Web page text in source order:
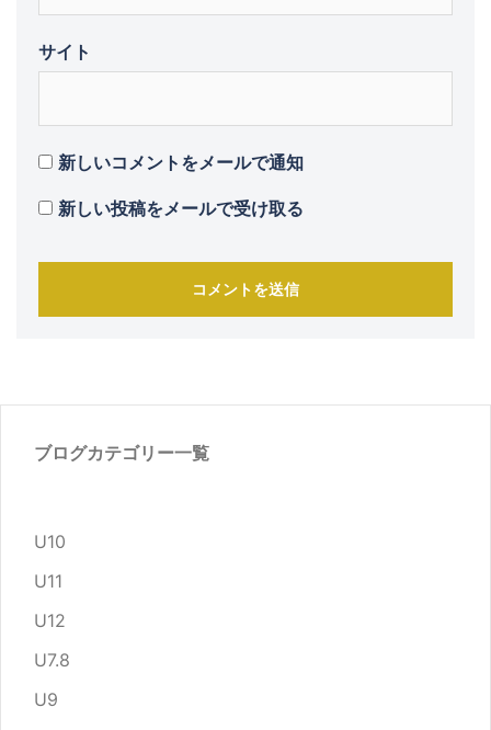
サイト
新しいコメントをメールで通知
新しい投稿をメールで受け取る
ブログカテゴリー一覧
U10
U11
U12
U7.8
U9